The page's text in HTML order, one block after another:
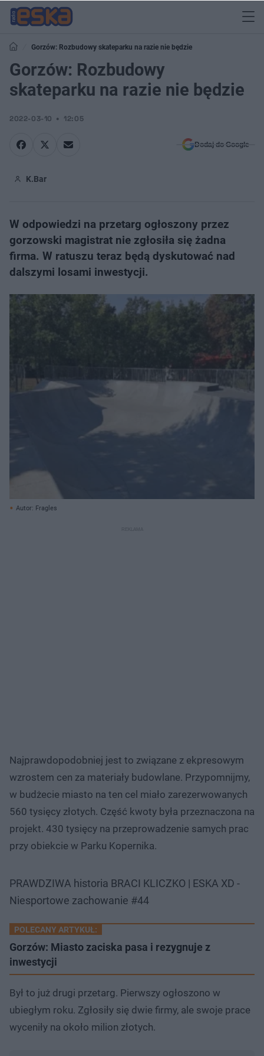
Gorzów: Rozbudowy skateparku na razie nie będzie
Gorzów: Rozbudowy
skateparku na razie nie będzie
2022-03-10 12:05
Dodaj do Google
K.Bar
W odpowiedzi na przetarg ogłoszony przez
gorzowski magistrat nie zgłosiła się żadna
firma. W ratuszu teraz będą dyskutować nad
dalszymi losami inwestycji.
Autor: Fragles
Najprawdopodobniej jest to związane z ekpresowym
wzrostem cen za materiały budowlane. Przypomnijmy,
w budżecie miasto na ten cel miało zarezerwowanych
560 tysięcy złotych. Część kwoty była przeznaczona na
projekt. 430 tysięcy na przeprowadzenie samych prac
przy obiekcie w Parku Kopernika.
PRAWDZIWA historia BRACI KLICZKO | ESKA XD -
Niesportowe zachowanie #44
POLECANY ARTYKUŁ:
Gorzów: Miasto zaciska pasa i rezygnuje z
inwestycji
Był to już drugi przetarg. Pierwszy ogłoszono w
ubiegłym roku. Zgłosiły się dwie firmy, ale swoje prace
wyceniły na około milion złotych.